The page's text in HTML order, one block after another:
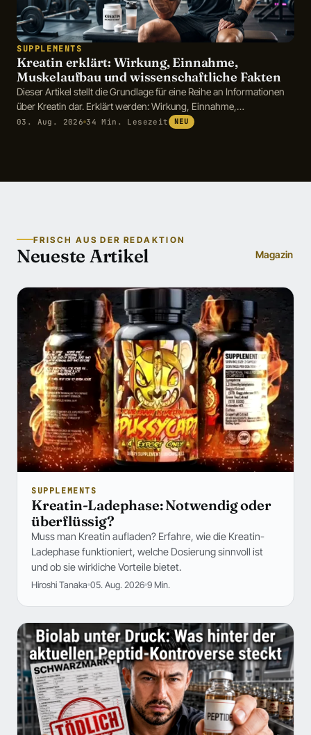
SUPPLEMENTS
Kreatin erklärt: Wirkung, Einnahme,
Muskelaufbau und wissenschaftliche Fakten
Dieser Artikel stellt die Grundlage für eine Reihe an Informationen
über Kreatin dar. Erklärt werden: Wirkung, Einnahme,
Muskelaufbau und wissenschaftliche Fakten
03. Aug. 2026 34 Min. Lesezeit NEU
FRISCH AUS DER REDAKTION
Neueste Artikel Magazin
SUPPLEMENTS
Kreatin-Ladephase: Notwendig oder
überflüssig?
Muss man Kreatin aufladen? Erfahre, wie die Kreatin-
Ladephase funktioniert, welche Dosierung sinnvoll ist
und ob sie wirkliche Vorteile bietet.
Hiroshi Tanaka 05. Aug. 2026 9 Min.